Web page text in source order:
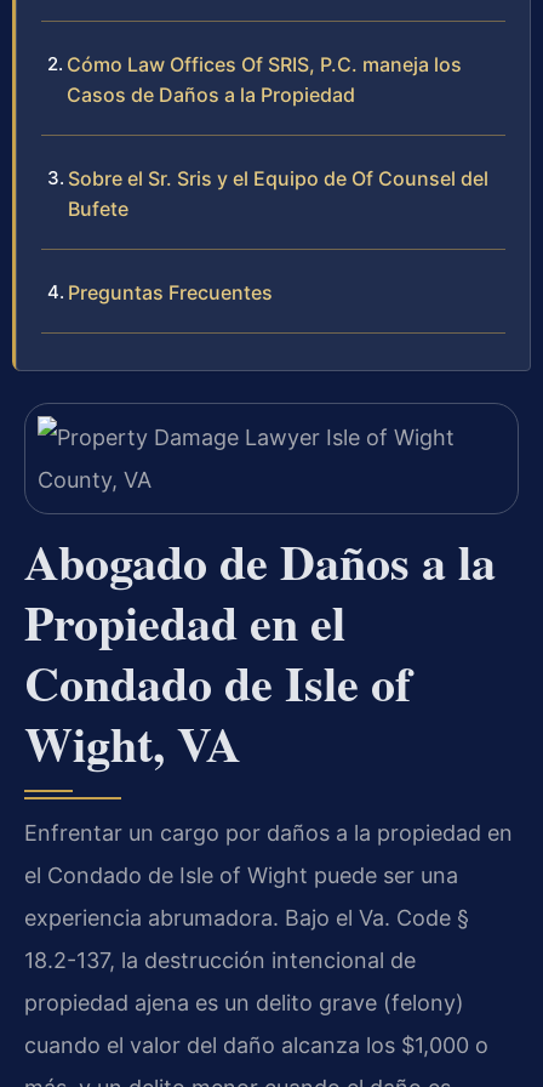
Cómo Law Offices Of SRIS, P.C. maneja los
Casos de Daños a la Propiedad
Sobre el Sr. Sris y el Equipo de Of Counsel del
Bufete
Preguntas Frecuentes
Abogado de Daños a la
Propiedad en el
Condado de Isle of
Wight, VA
Enfrentar un cargo por daños a la propiedad en
el Condado de Isle of Wight puede ser una
experiencia abrumadora. Bajo el Va. Code §
18.2-137, la destrucción intencional de
propiedad ajena es un delito grave (felony)
cuando el valor del daño alcanza los $1,000 o